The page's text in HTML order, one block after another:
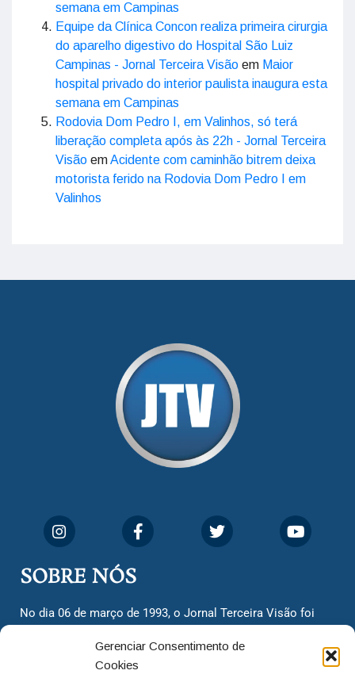
Gerenciar Consentimento de
Cookies
semana em Campinas
Equipe da Clínica Concon realiza primeira cirurgia
do aparelho digestivo do Hospital São Luiz
Campinas - Jornal Terceira Visão em Maior
hospital privado do interior paulista inaugura esta
semana em Campinas
Rodovia Dom Pedro I, em Valinhos, só terá
liberação completa após às 22h - Jornal Terceira
Visão emAcidente com caminhão bitrem deixa
motorista ferido na Rodovia Dom Pedro I em
Valinhos
SOBRE NÓS
No dia 06 de março de 1993, o Jornal Terceira Visão foi
cidadãos valinhenses, já que naquela época só existiam
dois jornais. Há mais de 30 anos, o jornal continua